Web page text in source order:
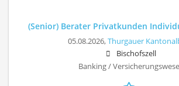
(Senior) Berater Privatkunden
05.08.2026,Thurgauer
Bischofszell
Banking /